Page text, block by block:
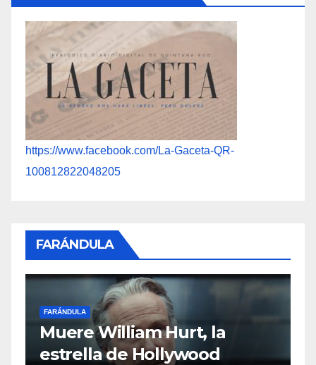
https://www.facebook.com/La-Gaceta-QR-
100812822048205
FARÁNDULA
William Hurt, la
de Hollywood
Sasha